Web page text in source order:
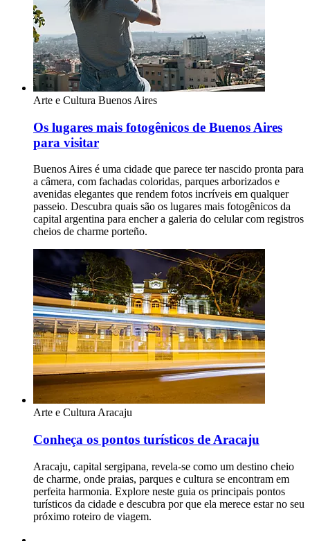
Arte e Cultura Buenos Aires
Os lugares mais fotogênicos de Buenos Aires
para visitar
Buenos Aires é uma cidade que parece ter nascido pronta para
a câmera, com fachadas coloridas, parques arborizados e
avenidas elegantes que rendem fotos incríveis em qualquer
passeio. Descubra quais são os lugares mais fotogênicos da
capital argentina para encher a galeria do celular com registros
cheios de charme porteño.
Arte e CulturaAracaju
Conheça os pontos turísticos de Aracaju
Aracaju, capital sergipana, revela-se como um destino cheio
de charme, onde praias, parques e cultura se encontram em
perfeita harmonia. Explore neste guia os principais pontos
turísticos da cidade e descubra por que ela merece estar no seu
próximo roteiro de viagem.